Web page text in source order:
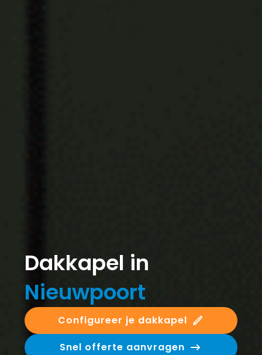
Dakkapel in
Nieuwpoort
Configureer je dakkapel
Snel offerte aanvragen